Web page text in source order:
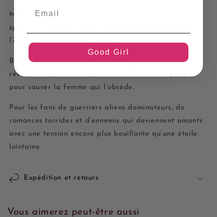
Mais sa tentative pour la protéger échoue de façon
spectaculaire et la conduit droit entre les mains de
l’ennemi.
Blade se retrouve face à un choix : conclure la
révolution qu’il a lancée, ou abandonner son peuple
pour sauver la femme qui l’obsède.
Pour les fans de guerriers aliens dominateurs, de
romances torrides et d’ennemis qui deviennent amants
avec une tension encore plus bouillante qu’une étoile
lointaine.
Expédition et retours
Vous aimerez peut-être aussi
Good Girl